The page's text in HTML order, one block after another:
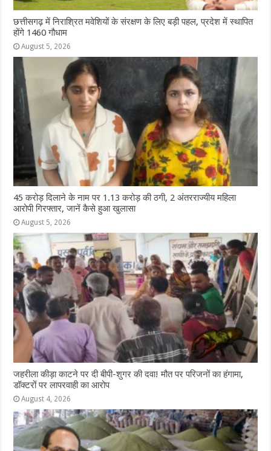
छत्तीसगढ़ में निराश्रित मवेशियों के संरक्षण के लिए बड़ी पहल, प्रदेश में स्थापित
होंगे 1460 गौधाम
August 5, 2026
45 करोड़ दिलाने के नाम पर 1.13 करोड़ की ठगी, 2 अंतरराज्यीय महिला
आरोपी गिरफ्तार, जानें कैसे हुआ खुलासा
August 5, 2026
जहरीला कीड़ा काटने पर दी बीपी-शुगर की दवा! मौत पर परिजनों का हंगामा,
डॉक्टरों पर लापरवाही का आरोप
August 4, 2026